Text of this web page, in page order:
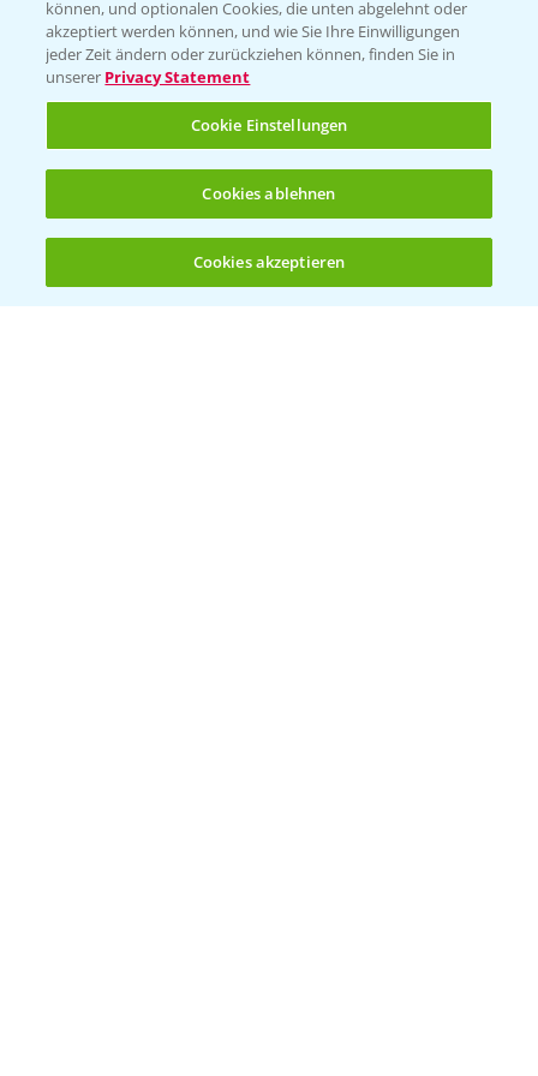
(noch 4)
Wetter Aktuell
BROSCHÜREN
Saatgut
Sonderkulturen
Verantwortung & Sorgfalt
können, und optionalen Cookies, die unten abgelehnt oder
akzeptiert werden können, und wie Sie Ihre Einwilligungen
jeder Zeit ändern oder zurückziehen können, finden Sie in
unserer Privacy Statement
Cookie Einstellungen
Cookies ablehnen
Cookies akzeptieren